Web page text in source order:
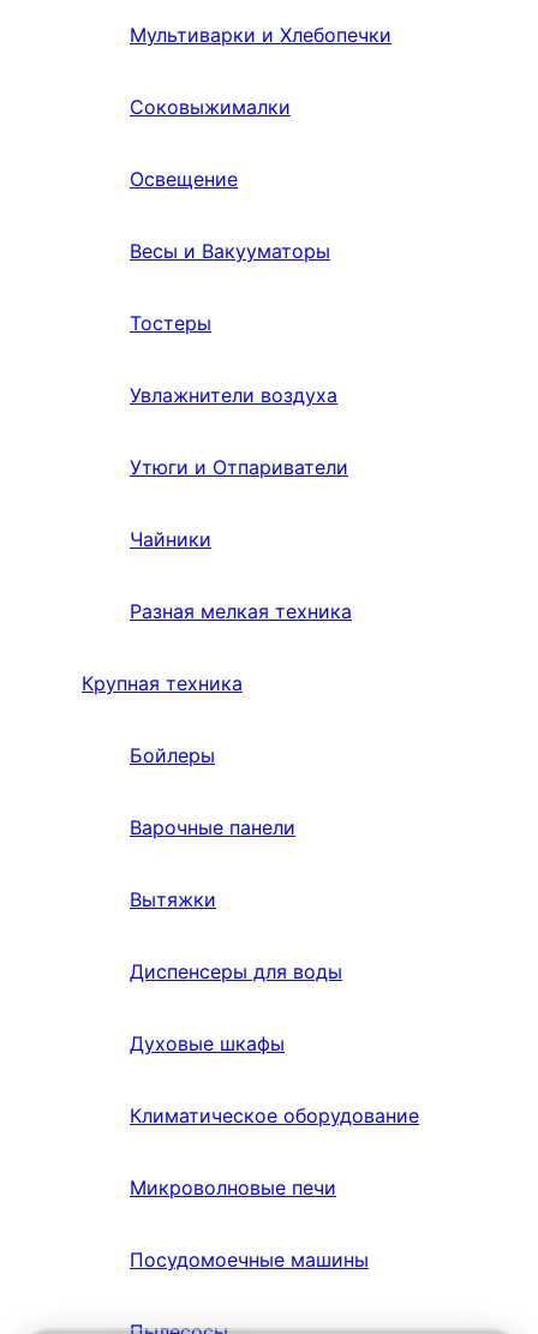
Мультиварки и Хлебопечки
Соковыжималки
Освещение
Весы и Вакууматоры
Тостеры
Увлажнители воздуха
Утюги и Отпариватели
Чайники
Разная мелкая техника
Крупная техника
Бойлеры
Варочные панели
Вытяжки
Диспенсеры для воды
Духовые шкафы
Климатическое оборудование
Микроволновые печи
Посудомоечные машины